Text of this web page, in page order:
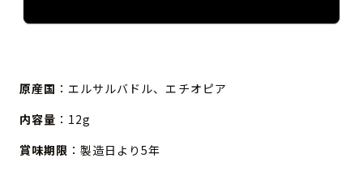
原産国 ：エルサルバドル、エチオピア
内容量 ：12g
賞味期限 ：製造日より5年